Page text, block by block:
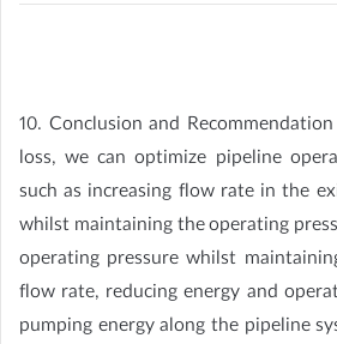
10. Conclusion and
loss, we can optimize pipeline
such as increasing flow rate in the
whilst maintaining the operating
operating pressure whilst
flow rate, reducing energy and
pumping energy along the pipeline